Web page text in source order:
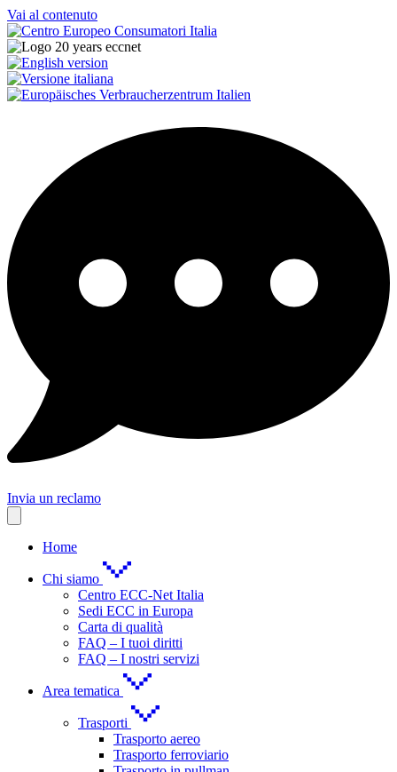
Vai al contenuto
Invia un reclamo
Home
Chi siamo
Centro ECC-Net Italia
Sedi ECC in Europa
Carta di qualità
FAQ – I tuoi diritti
FAQ – I nostri servizi
Area tematica
Trasporti
Trasporto aereo
Trasporto ferroviario